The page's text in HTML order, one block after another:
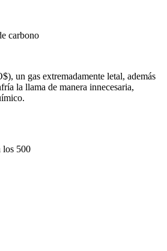
carbono
un gas extremadamente letal, además
la llama de manera innecesaria,
los 500